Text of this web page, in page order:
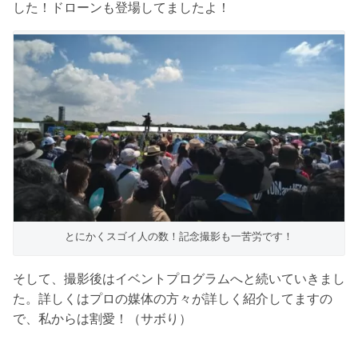
した！ドローンも登場してましたよ！
とにかくスゴイ人の数！記念撮影も一苦労です！
そして、撮影後はイベントプログラムへと続いていきまし
た。詳しくはプロの媒体の方々が詳しく紹介してますの
で、私からは割愛！（サボり）